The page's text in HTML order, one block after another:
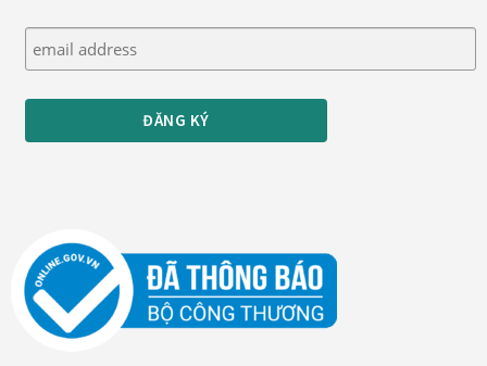
Tối ưu chất lượng hình ảnh
Tranh biểu tượng văn hoá Việt Nam
Tranh dự án
Tranh nhà mẫu dự án